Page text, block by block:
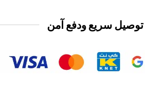
سريع ودفع آمن